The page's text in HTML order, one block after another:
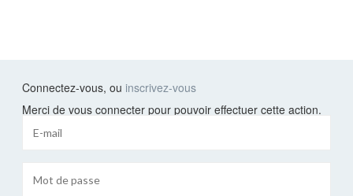
Connectez-vous, ou inscrivez-vous
Merci de vous connecter pour pouvoir effectuer cette action.